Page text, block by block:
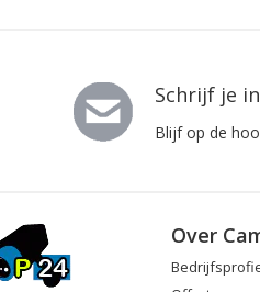
Schrijf je
Blijf op de
Over